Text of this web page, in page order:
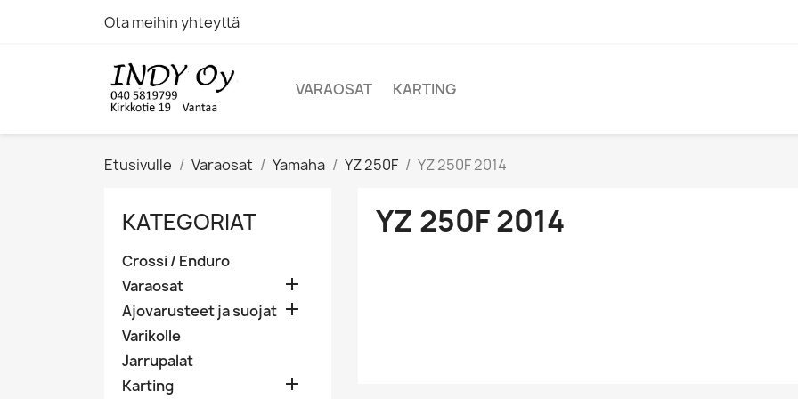
Ota meihin yhteyttä
VARAOSAT KARTING
Etusivulle Varaosat Yamaha YZ 250F YZ 250F 2014
KATEGORIAT
Crossi / Enduro
Varaosat

Ajovarusteet ja suojat 
Varikolle
Jarrupalat
Karting

YZ 250F 2014